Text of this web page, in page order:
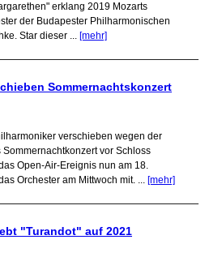
erklang 2019 Mozarts
der Budapester Philharmonischen
Star dieser ... [mehr]
Sommernachtskonzert
verschieben wegen der
vor Schloss
Open-Air-Ereignis nun am 18.
Orchester am Mittwoch mit. ... [mehr]
"Turandot" auf 2021